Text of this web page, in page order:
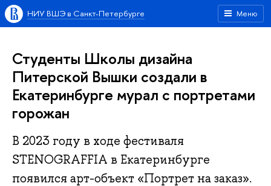
Меню
НИУ ВШЭ в Санкт-Петербурге
Студенты Школы дизайна
Питерской Вышки создали в
Екатеринбурге мурал с портретами
горожан
В 2023 году в ходе фестиваля
STENOGRAFFIA в Екатеринбурге
появился арт-объект «Портрет на заказ».